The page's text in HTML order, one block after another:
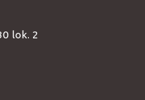
lok. 2